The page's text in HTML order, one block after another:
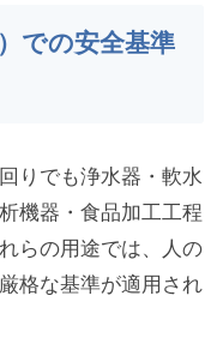
での安全基準
りでも浄水器・軟水
機器・食品加工工程
らの用途では、人の
格な基準が適用され